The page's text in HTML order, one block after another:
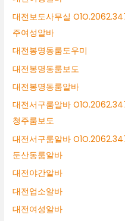
대전보도사무실
주여성알바
대전봉명동룸도우미
대전봉명동룸보도
대전봉명동룸알바
대전서구룸알바
청주룸보도
대전서구룸알바
둔산동룸알바
대전야간알바
대전업소알바
대전여성알바